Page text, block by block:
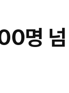
명 넘